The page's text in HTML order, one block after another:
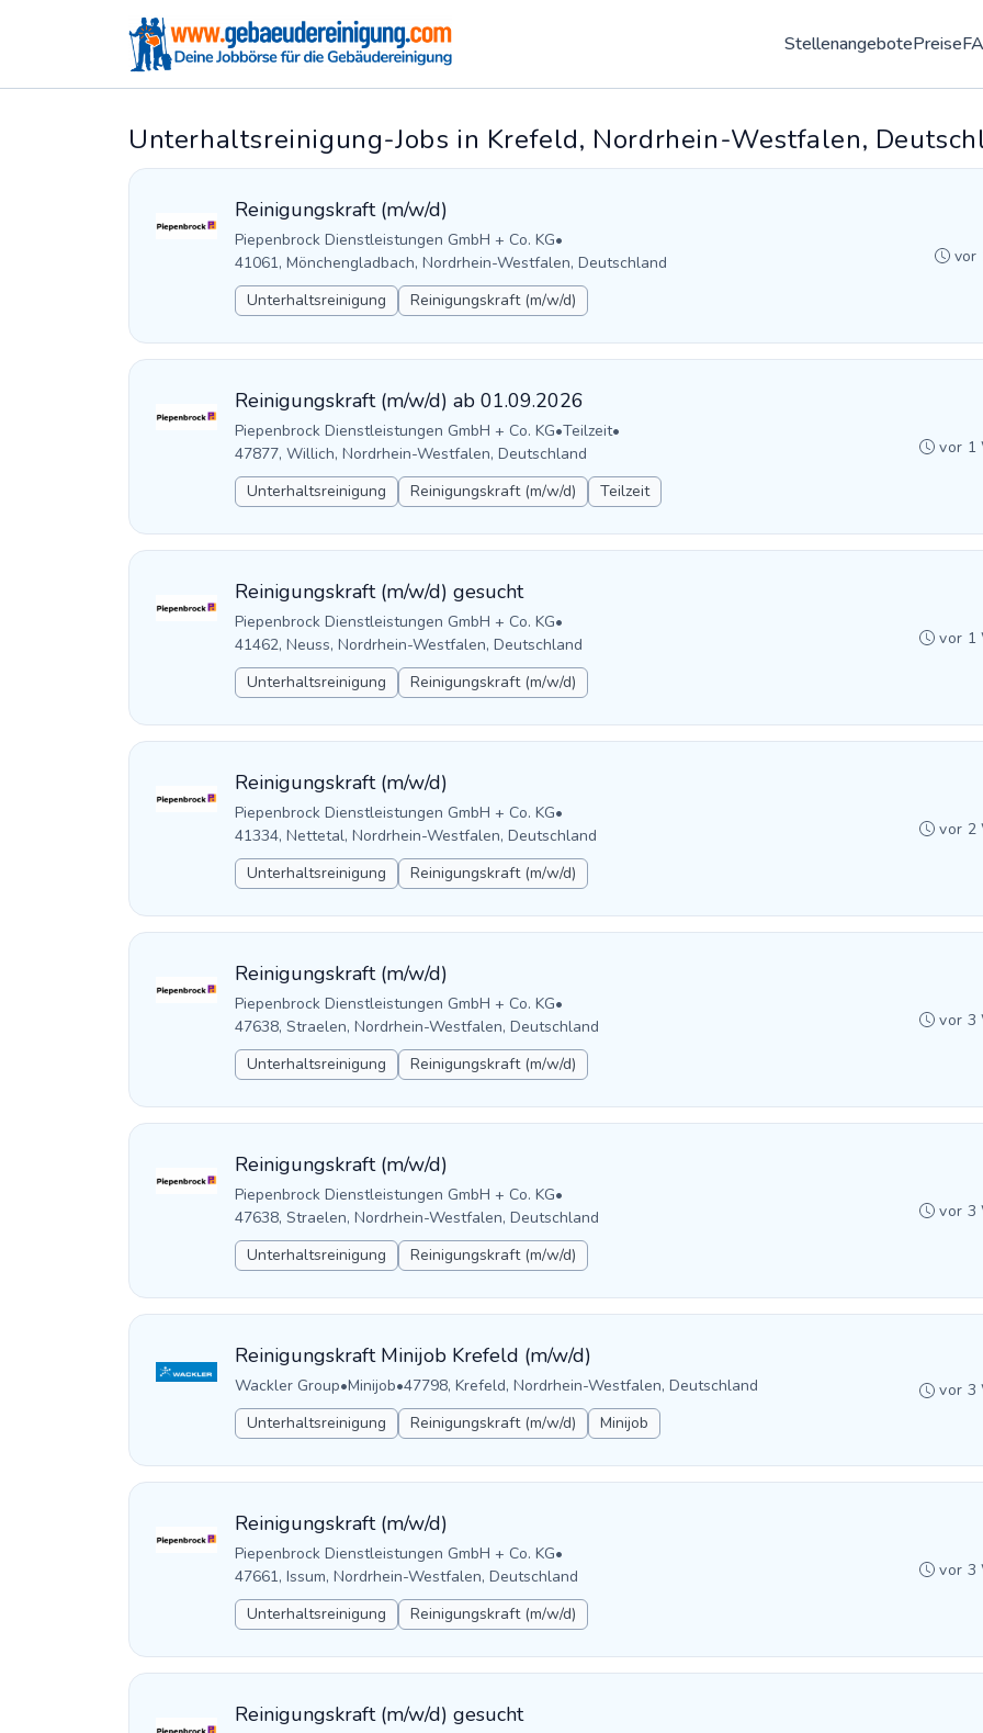
StellenangebotePreise
Unterhaltsreinigung-Jobs in Krefeld, Nordrhein-Westfalen,
Reinigungskraft (m/w/d)
Piepenbrock Dienstleistungen GmbH + Co. KG•
41061, Mönchengladbach, Nordrhein-Westfalen, Deutschland
Unterhaltsreinigung
Reinigungskraft (m/w/d)
vor
Reinigungskraft (m/w/d) ab 01.09.2026
Piepenbrock Dienstleistungen GmbH + Co. KG•Teilzeit•
47877, Willich, Nordrhein-Westfalen, Deutschland
Unterhaltsreinigung
Reinigungskraft (m/w/d) Teilzeit
vor 1
Reinigungskraft (m/w/d) gesucht
Piepenbrock Dienstleistungen GmbH + Co. KG•
41462, Neuss, Nordrhein-Westfalen, Deutschland
Unterhaltsreinigung
Reinigungskraft (m/w/d)
vor 1
Reinigungskraft (m/w/d)
Piepenbrock Dienstleistungen GmbH + Co. KG•
41334, Nettetal, Nordrhein-Westfalen, Deutschland
Unterhaltsreinigung
Reinigungskraft (m/w/d)
vor 2
Reinigungskraft (m/w/d)
Piepenbrock Dienstleistungen GmbH + Co. KG•
47638, Straelen, Nordrhein-Westfalen, Deutschland
Unterhaltsreinigung
Reinigungskraft (m/w/d)
vor 3
Reinigungskraft (m/w/d)
Piepenbrock Dienstleistungen GmbH + Co. KG•
47638, Straelen, Nordrhein-Westfalen, Deutschland
Unterhaltsreinigung
Reinigungskraft (m/w/d)
vor 3
Reinigungskraft Minijob Krefeld (m/w/d)
Wackler Group•Minijob•47798, Krefeld, Nordrhein-Westfalen, Deutschland
Unterhaltsreinigung
Reinigungskraft (m/w/d) Minijob
vor 3
Reinigungskraft (m/w/d)
Piepenbrock Dienstleistungen GmbH + Co. KG•
47661, Issum, Nordrhein-Westfalen, Deutschland
Unterhaltsreinigung
Reinigungskraft (m/w/d)
vor 3
Reinigungskraft (m/w/d) gesucht